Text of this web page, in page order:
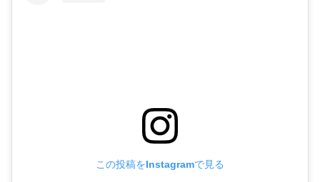
この投稿をInstagramで見る